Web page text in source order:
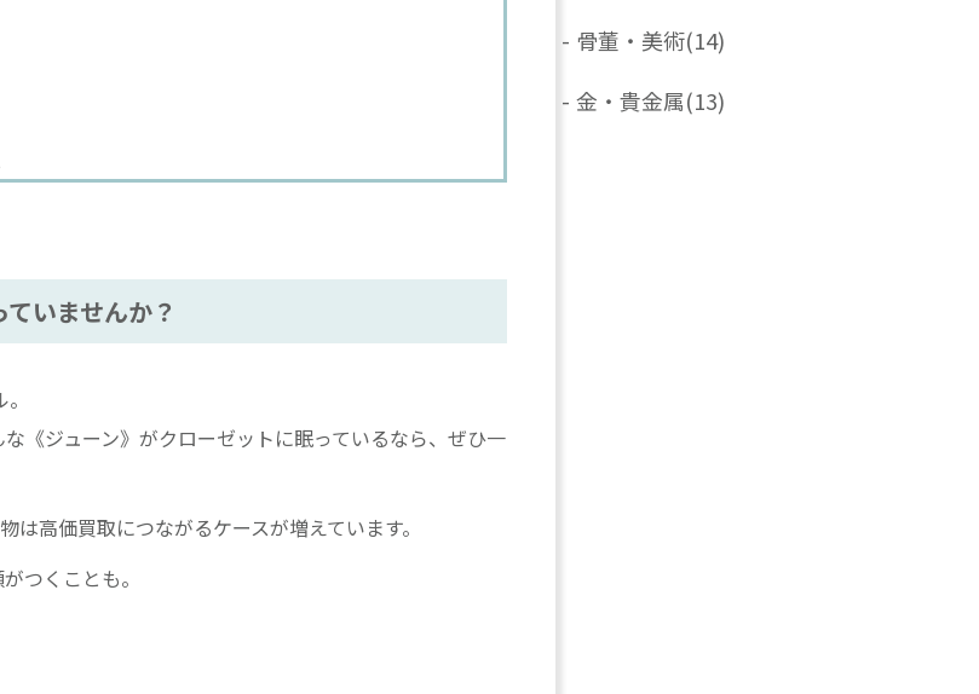
いませんか？
《ジューン》がクローゼットに眠っているなら、ぜひ一
高価買取につながるケースが増えています。
つくことも。
- 骨董・美術(14)
- 金・貴金属(13)